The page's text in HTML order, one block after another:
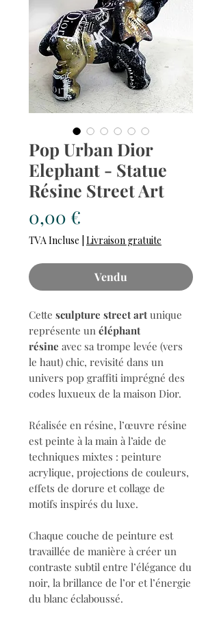
Pop Urban Dior
Elephant - Statue
Résine Street Art
0,00 €
TVA Incluse Livraison gratuite
Vendu
Cette sculpture street art unique
représente un éléphant
résine avec sa trompe levée (vers
le haut) chic, revisité dans un
univers pop graffiti imprégné des
codes luxueux de la maison Dior.
Réalisée en résine, l’œuvre résine
est peinte à la main à l’aide de
techniques mixtes : peinture
acrylique, projections de couleurs,
effets de dorure et collage de
motifs inspirés du luxe.
Chaque couche de peinture est
travaillée de manière à créer un
contraste subtil entre l’élégance du
noir, la brillance de l’or et l’énergie
du blanc éclaboussé.